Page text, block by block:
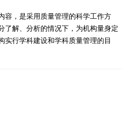
容，是采用质量管理的科学工作方
了解、分析的情况下，为机构量身定
实行学科建设和学科质量管理的目